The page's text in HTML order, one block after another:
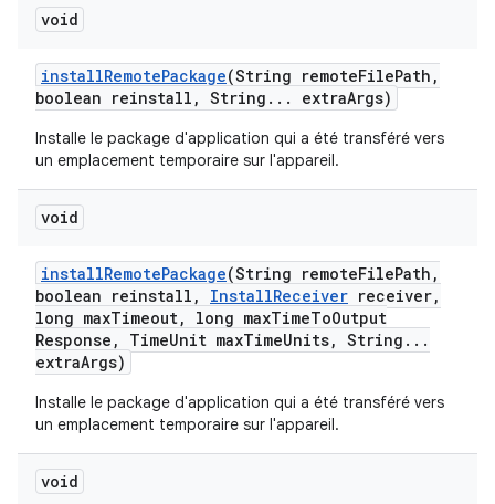
void
installRemotePackage(String remoteFilePath ,
boolean reinstall , String . . . extraArgs)
Installe le package d'application qui a été transféré vers
un emplacement temporaire sur l'appareil.
void
installRemotePackage(String remoteFilePath ,
boolean reinstall , InstallReceiver receiver,
long maxTimeout, long maxTimeToOutput
Response , TimeUnit maxTimeUnits, String . . .
extraArgs)
Installe le package d'application qui a été transféré vers
un emplacement temporaire sur l'appareil.
void